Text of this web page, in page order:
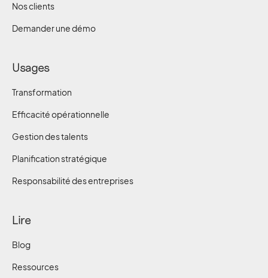
Nos clients
Demander une démo
Usages
Transformation
Efficacité opérationnelle
Gestion des talents
Planification stratégique
Responsabilité des entreprises
Lire
Blog
Ressources